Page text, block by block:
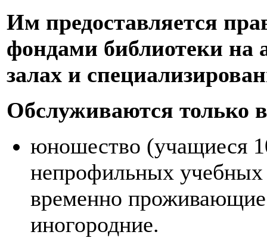
Им предоставляется
фондами библиотеки на
залах и
Обслуживаются только
юношество (учащиеся
непрофильных учебных
временно
иногородние.